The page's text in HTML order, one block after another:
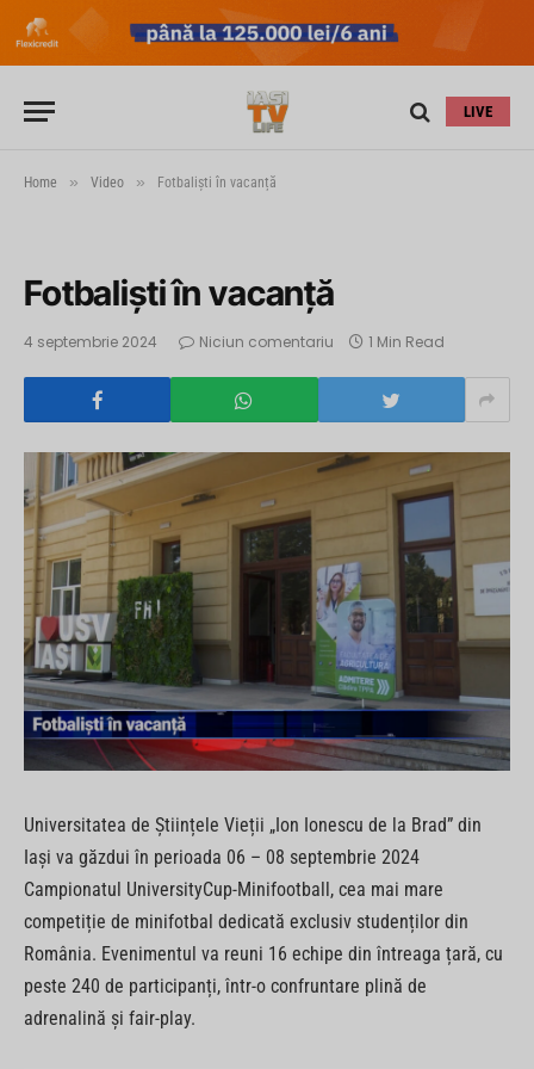
LIVE
Home » Video » Fotbaliști în vacanță
Fotbaliști în vacanță
4 septembrie 2024 Niciun comentariu 1 Min Read
Universitatea de Științele Vieții „Ion Ionescu de la Brad” din
Iași va găzdui în perioada 06 – 08 septembrie 2024
Campionatul UniversityCup-Minifootball, cea mai mare
competiție de minifotbal dedicată exclusiv studenților din
România. Evenimentul va reuni 16 echipe din întreaga țară, cu
peste 240 de participanți, într-o confruntare plină de
adrenalină și fair-play.